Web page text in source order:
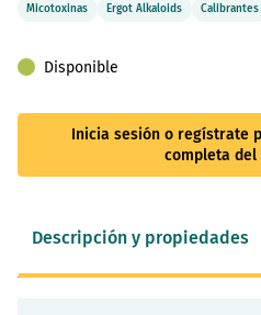
Micotoxinas Ergot Alkaloids Calibrantes
Disponible
Inicia sesión o regístrate
completa del
Descripción y propiedades